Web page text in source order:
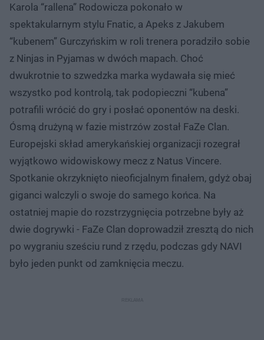
Karola “rallena” Rodowicza pokonało w
spektakularnym stylu Fnatic, a Apeks z Jakubem
“kubenem” Gurczyńskim w roli trenera poradziło sobie
z Ninjas in Pyjamas w dwóch mapach. Choć
dwukrotnie to szwedzka marka wydawała się mieć
wszystko pod kontrolą, tak podopieczni “kubena”
potrafili wrócić do gry i posłać oponentów na deski.
Ósmą drużyną w fazie mistrzów został FaZe Clan.
Europejski skład amerykańskiej organizacji rozegrał
wyjątkowo widowiskowy mecz z Natus Vincere.
Spotkanie okrzyknięto nieoficjalnym finałem, gdyż obaj
giganci walczyli o swoje do samego końca. Na
ostatniej mapie do rozstrzygnięcia potrzebne były aż
dwie dogrywki - FaZe Clan doprowadził zresztą do nich
po wygraniu sześciu rund z rzędu, podczas gdy NAVI
było jeden punkt od zamknięcia meczu.